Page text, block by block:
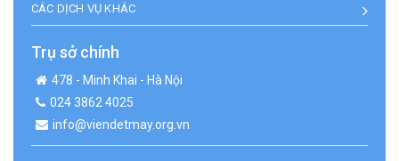
CÁC DỊCH VỤ KHÁC
Trụ sở chính
478 - Minh Khai - Hà Nội
024 3862 4025
info@viendetmay.org.vn